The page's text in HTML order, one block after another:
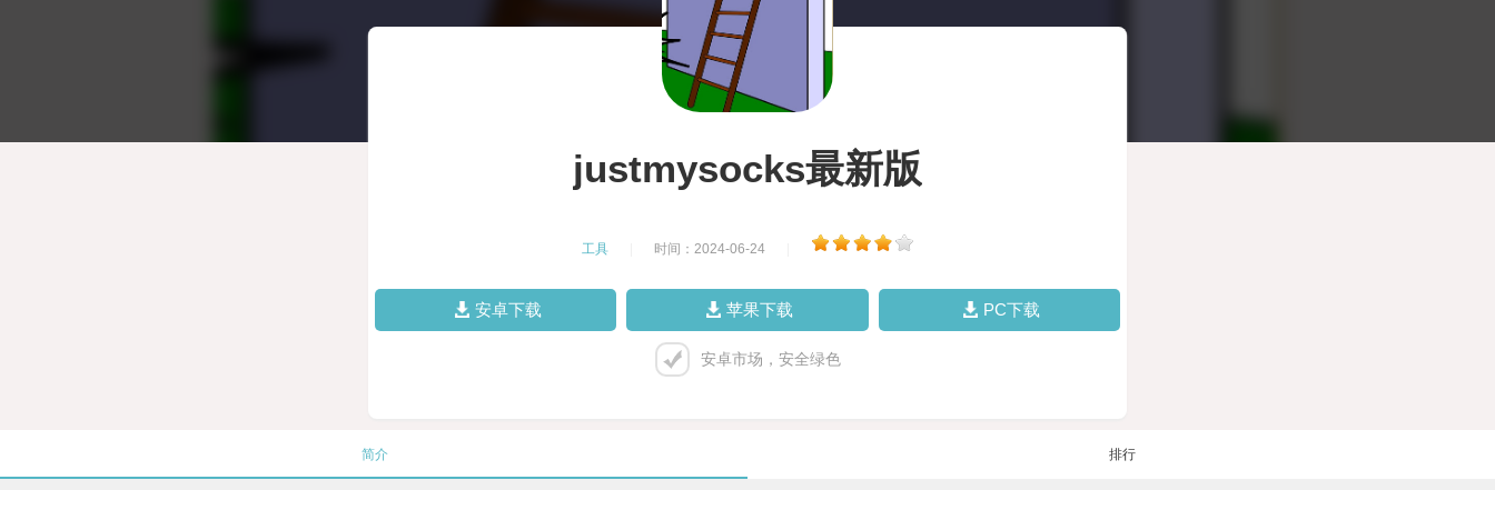
justmysocks最新版
工具 时间：2024-06-24
安卓下载 苹果下载 PC下载
安卓市场，安全绿色
简介 排行